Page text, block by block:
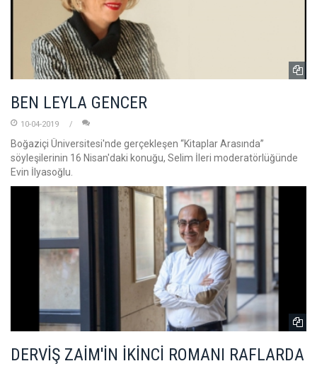
BEN LEYLA GENCER
10-04-2019
Boğaziçi Üniversitesi'nde gerçekleşen “Kitaplar Arasında”
söyleşilerinin 16 Nisan'daki konuğu, Selim İleri moderatörlüğünde
Evin İlyasoğlu.
DERVİŞ ZAİM'İN İKİNCİ ROMANI RAFLARDA